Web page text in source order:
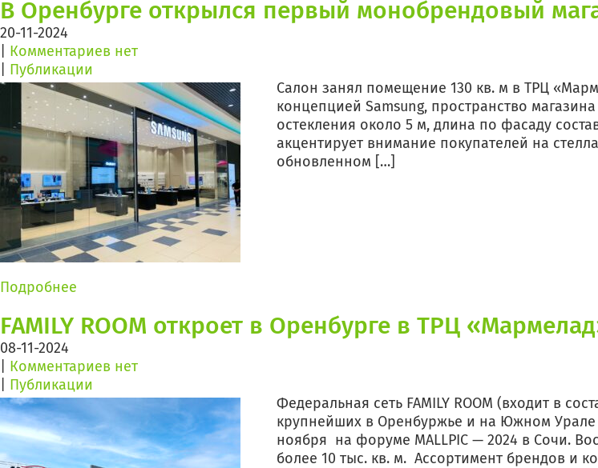
В Оренбурге открылся первый монобрендовый
20-11-2024
Комментариев нет
Публикации
Салон занял помещение 130 кв. м в ТРЦ
концепцией Samsung, пространство
остекления около 5 м, длина по фасаду
акцентирует внимание покупателей на
обновленном […]
Подробнее
FAMILY ROOM откроет в Оренбурге в ТРЦ
08-11-2024
Комментариев нет
Публикации
Федеральная сеть FAMILY ROOM (входит в
крупнейших в Оренбуржье и на Южном
ноября на форуме MALLPIC — 2024 в Сочи.
более 10 тыс. кв. м. Ассортимент брендов и